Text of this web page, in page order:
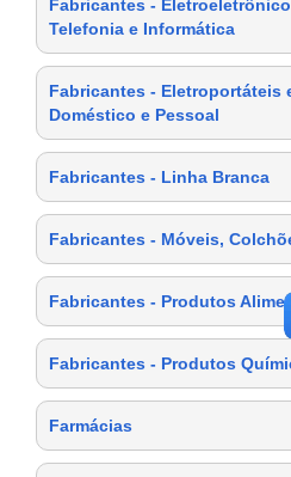
Fabricantes -
Telefonia e Informática
Fabricantes - Eletroportáteis
Doméstico e Pessoal
Fabricantes - Linha Branca
Fabricantes - Móveis,
Fabricantes - Produtos
Fabricantes - Produtos
Farmácias